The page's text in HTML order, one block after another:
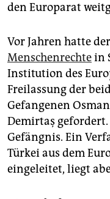
den Europarat
Vor Jahren hatte der
Menschenrechtein
Institution des
Freilassung der
Gefangenen
Demirtaş
Gefängnis. Ein
Türkei aus dem
eingeleitet, liegt